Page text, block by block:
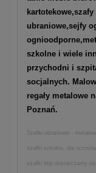
kartotekowe,szafy
ubraniowe,sejfy
ognioodporne,
szkolne i wiele
przychodni i
socjalnych.
regały metalowe
Poznań.
Szafki ubraniowe -
szafki szkolne, dla
szafki bhp dostarczamy